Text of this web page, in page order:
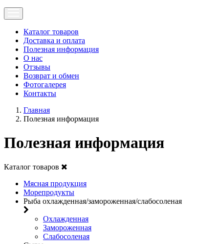
Каталог товаров
Доставка и оплата
Полезная информация
О нас
Отзывы
Возврат и обмен
Фотогалерея
Контакты
Главная
Полезная информация
Полезная информация
Каталог товаров
Мясная продукция
Морепродукты
Рыба охлажденная/замороженная/слабосоленая
Охлажденная
Замороженная
Слабосоленая